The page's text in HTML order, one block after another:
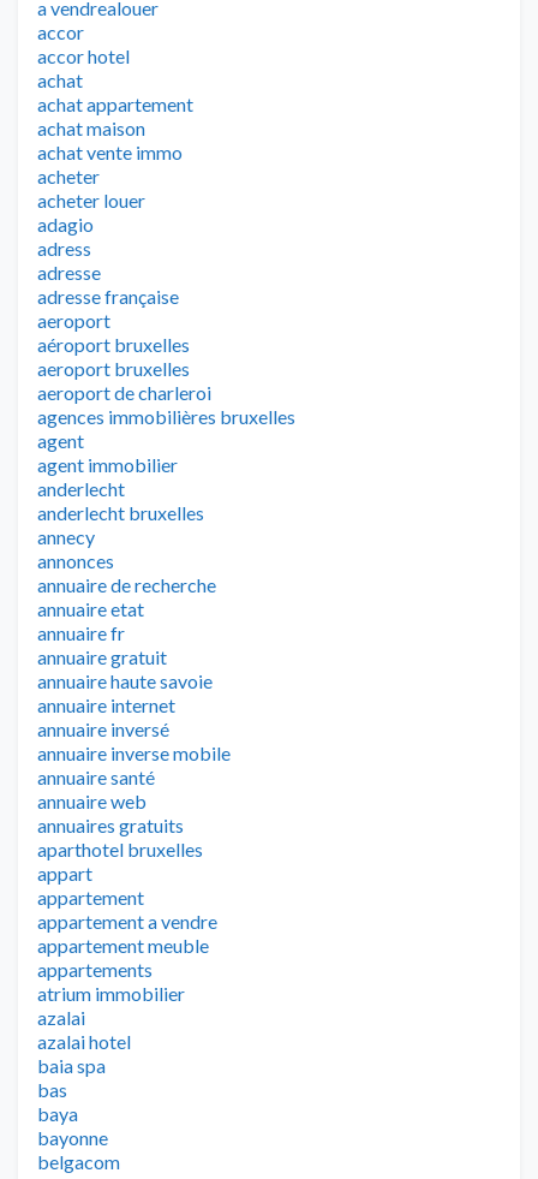
a vendrealouer
accor
accor hotel
achat
achat appartement
achat maison
achat vente immo
acheter
acheter louer
adagio
adress
adresse
adresse française
aeroport
aéroport bruxelles
aeroport bruxelles
aeroport de charleroi
agences immobilières bruxelles
agent
agent immobilier
anderlecht
anderlecht bruxelles
annecy
annonces
annuaire de recherche
annuaire etat
annuaire fr
annuaire gratuit
annuaire haute savoie
annuaire internet
annuaire inversé
annuaire inverse mobile
annuaire santé
annuaire web
annuaires gratuits
aparthotel bruxelles
appart
appartement
appartement a vendre
appartement meuble
appartements
atrium immobilier
azalai
azalai hotel
baia spa
bas
baya
bayonne
belgacom